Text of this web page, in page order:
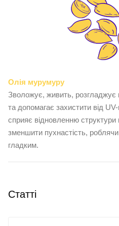
Олія мурумуру
Зволожує, живить,
та допомагає захистити від
сприяє відновленню
зменшити пухнастість,
гладким.
Статті